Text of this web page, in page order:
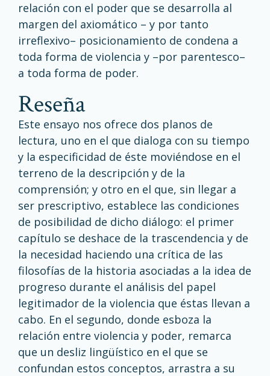
relación con el poder que se desarrolla al
margen del axiomático – y por tanto
irreflexivo– posicionamiento de condena a
toda forma de violencia y –por parentesco–
a toda forma de poder.
reseña
Este ensayo nos ofrece dos planos de
lectura, uno en el que dialoga con su tiempo
y la especificidad de éste moviéndose en el
terreno de la descripción y de la
comprensión; y otro en el que, sin llegar a
ser prescriptivo, establece las condiciones
de posibilidad de dicho diálogo: el primer
capítulo se deshace de la trascendencia y de
la necesidad haciendo una crítica de las
filosofías de la historia asociadas a la idea de
progreso durante el análisis del papel
legitimador de la violencia que éstas llevan a
cabo. En el segundo, donde esboza la
relación entre violencia y poder, remarca
que un desliz lingüístico en el que se
confundan estos conceptos, arrastra a su